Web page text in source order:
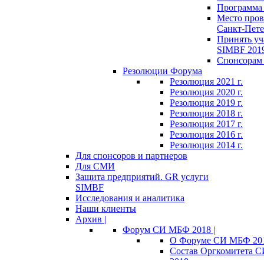
Программа
Место
Санкт-
Принять
SIMBF
Спонсорам
Резолюции Форума
Резолюция 2021 г.
Резолюция 2020 г.
Резолюция 2019 г.
Резолюция 2018 г.
Резолюция 2017 г.
Резолюция 2016 г.
Резолюция 2014 г.
Для спонсоров и партнеров
Для СМИ
Защита предприятий. GR услуги
SIMBF
Исследования и аналитика
Наши клиенты
Архив |
Форум СИ МБФ 2018 |
О Форуме СИ МБФ
Состав Оргкомитета